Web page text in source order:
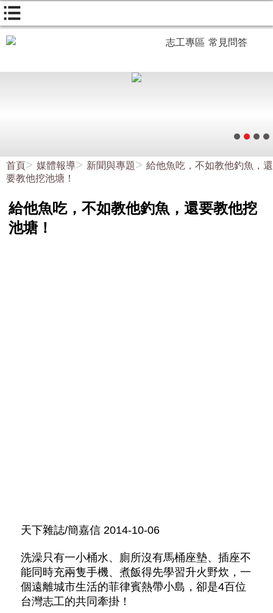
志工專區 常見問答
首頁 媒體報導 新聞與專題
給他魚吃，不如教他釣魚，還
要教他挖池塘！
給他魚吃，不如教他釣魚，還要教他挖
池塘！
天下雜誌/簡嘉信 2014-10-06
洗澡只有一小桶水、廁所沒有馬桶座墊、插座不
能同時充兩隻手機、煮飯得先學習升火野炊，一
個遠離城市生活的菲律賓熱帶小島，卻是4百位
台灣志工的共同牽掛！